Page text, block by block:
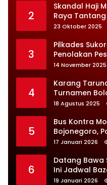
2
Skandal Haji
Raya
Soal Kontrak
23 Oktober 2025
3
Pilkades
Penolakan
14 November 2025
4
Karang
Turnamen
Diikuti 28 Tim
18 Agustus 2025
5
Bus Kontra
Bojonegoro,
Kecelakaan
17 Januari 2026
6
Datang Bawa
Ini Jadwal
19 Januari 2026